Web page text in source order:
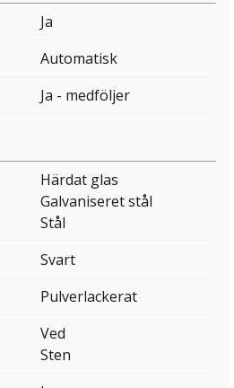
Ja
Automatisk
Ja - medföljer
Härdat glas
Galvaniseret stål
Stål
Svart
Pulverlackerat
Ved
Sten